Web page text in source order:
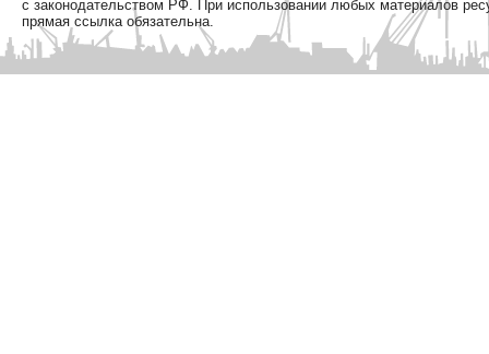
с законодательством РФ. При использовании любых материалов
прямая ссылка обязательна.